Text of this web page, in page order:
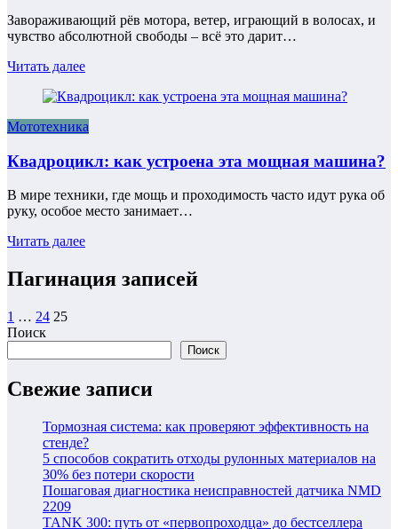
Завораживающий рёв мотора, ветер, играющий в волосах, и
чувство абсолютной свободы – всё это дарит…
Читать далее
Мототехника
Квадроцикл: как устроена эта мощная машина?
В мире техники, где мощь и проходимость часто идут рука об
руку, особое место занимает…
Читать далее
Пагинация записей
1 … 24 25
Поиск
Поиск
Свежие записи
Тормозная система: как проверяют эффективность на
стенде?
5 способов сократить отходы рулонных материалов на
30% без потери скорости
Пошаговая диагностика неисправностей датчика NMD
2209
TANK 300: путь от «первопроходца» до бестселлера